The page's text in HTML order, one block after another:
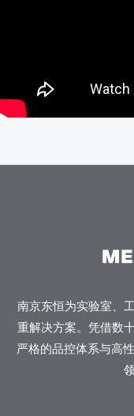
南京东恒为实验室、
重解决方案。凭借数
严格的品控体系与高